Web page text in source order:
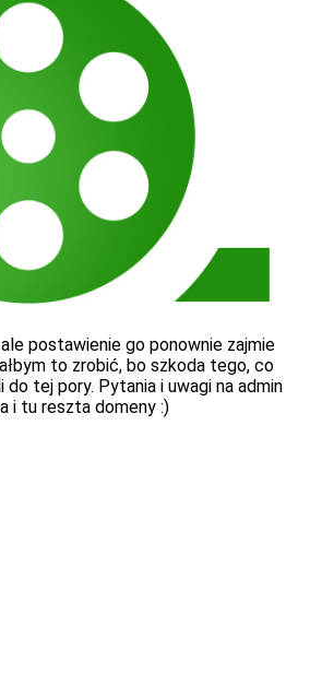
ale postawienie go ponownie zajmie
to zrobić, bo szkoda tego, co
tej pory. Pytania i uwagi na admin
i tu reszta domeny :)